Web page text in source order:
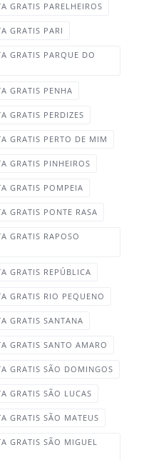
GRATIS PARELHEIROS‎
GRATIS PARI‎
GRATIS PARQUE DO
GRATIS PENHA‎
GRATIS PERDIZES
GRATIS PERTO DE MIM
GRATIS PINHEIROS
GRATIS POMPEIA
GRATIS PONTE RASA‎
GRATIS RAPOSO
GRATIS REPÚBLICA‎
GRATIS RIO PEQUENO‎
GRATIS SANTANA‎
GRATIS SANTO AMARO
GRATIS SÃO DOMINGOS‎
GRATIS SÃO LUCAS‎
GRATIS SÃO MATEUS
GRATIS SÃO MIGUEL